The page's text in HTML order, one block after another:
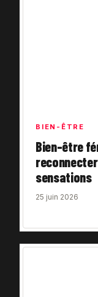
BIEN-ÊTRE
Bien-être
sensations
25 juin 2026